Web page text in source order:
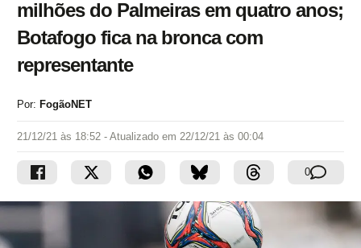
milhões do Palmeiras em quatro anos;
Botafogo fica na bronca com
representante
Por: FogãoNET
21/12/21 às 18:52 - Atualizado em 22/12/21 às 00:04
0